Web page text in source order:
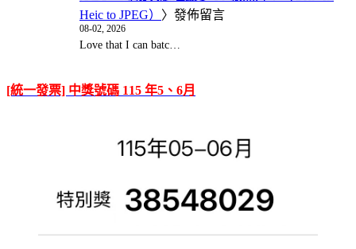
Heic to JPEG） 〉發佈留言
08-02, 2026
Love that I can batc…
[統一發票] 中獎號碼 115 年5、6月